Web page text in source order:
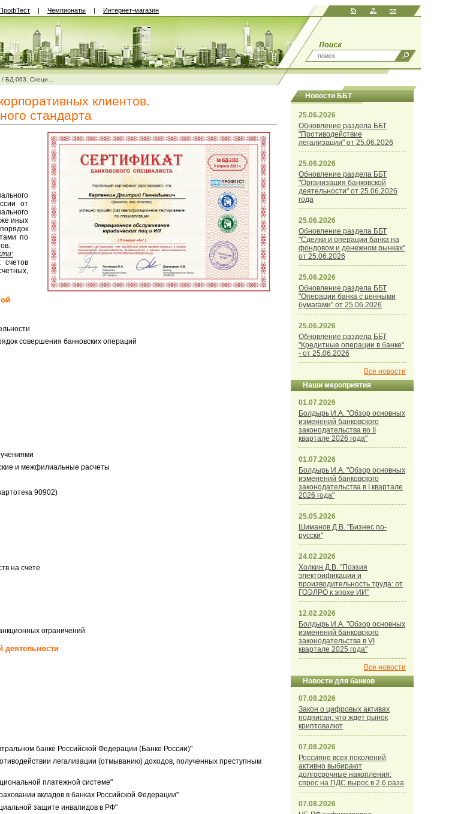
| Чемпионаты | Интернет-магазин
/ БД-063. Специ...
клиентов.
стандарта
от
иных
по
счетов
совершения банковских операций
и межфилиальные расчеты
90902)
на счете
ограничений
деятельности
банке Российской Федерации (Банке России)"
легализации (отмыванию) доходов, полученных преступным
платежной системе"
вкладов в банках Российской Федерации"
защите инвалидов в РФ"
Новости ББТ
25.06.2026
Обновление раздела ББТ
"Противодействие
легализации" от 25.06.2026
25.06.2026
Обновление раздела ББТ
"Организация банковской
деятельности" от 25.06.2026
года
25.06.2026
Обновление раздела ББТ
"Сделки и операции банка на
фондовом и денежном рынках"
от 25.06.2026
25.06.2026
Обновление раздела ББТ
"Операции банка с ценными
бумагами" от 25.06.2026
25.06.2026
Обновление раздела ББТ
"Кредитные операции в банке"
- от 25.06.2026
Все новости
Наши мероприятия
01.07.2026
Болдырь И.А. "Обзор основных
изменений банковского
законодательства во II
квартале 2026 года"
01.07.2026
Болдырь И.А. "Обзор основных
изменений банковского
законодательства в I квартале
2026 года"
25.05.2026
Шиманов Д.В. "Бизнес по-
русски"
24.02.2026
Холкин Д.В. "Поэзия
электрификации и
производительность труда: от
ГОЭЛРО к эпохе ИИ"
12.02.2026
Болдырь И.А. "Обзор основных
изменений банковского
законодательства в VI
квартале 2025 года"
Все новости
Новости для банков
07.08.2026
Закон о цифровых активах
подписан: что ждет рынок
криптовалют
07.08.2026
Россияне всех поколений
активно выбирают
долгосрочные накопления:
спрос на ПДС вырос в 2,6 раза
07.08.2026